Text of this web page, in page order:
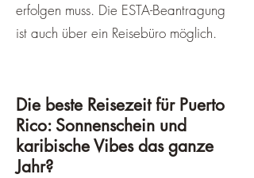
erfolgen muss. Die ESTA-Beantragung
ist auch über ein Reisebüro möglich.
Die beste Reisezeit für Puerto
Rico: Sonnenschein und
karibische Vibes das ganze
Jahr?